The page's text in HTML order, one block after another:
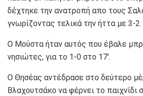
δέχτηκε την ανατροπή απο τους
γνωρίζοντας τελικά την ήττα με 3-2.
Ο Μούστα ήταν αυτός που έβαλε
νησιώτες, για το 1-0 στο 17′.
Ο Θησέας αντέδρασε στο δεύτερο
Βλαχουτσάκο να φέρνει το παιχνίδι